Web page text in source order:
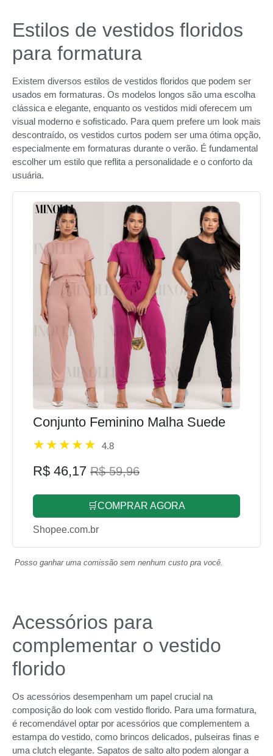
Estilos de vestidos floridos
para formatura
Existem diversos estilos de vestidos floridos que podem ser
usados em formaturas. Os modelos longos são uma escolha
clássica e elegante, enquanto os vestidos midi oferecem um
visual moderno e sofisticado. Para quem prefere um look mais
descontraído, os vestidos curtos podem ser uma ótima opção,
especialmente em formaturas durante o verão. É fundamental
escolher um estilo que reflita a personalidade e o conforto da
usuária.
Conjunto Feminino Malha Suede
4.8
R$ 46,17 R$ 59,96
🛒COMPRAR AGORA
Shopee.com.br
Posso ganhar uma comissão sem nenhum custo pra você.
Acessórios para
complementar o vestido
florido
Os acessórios desempenham um papel crucial na
composição do look com vestido florido. Para uma formatura,
é recomendável optar por acessórios que complementem a
estampa do vestido, como brincos delicados, pulseiras finas e
uma clutch elegante. Sapatos de salto alto podem alongar a